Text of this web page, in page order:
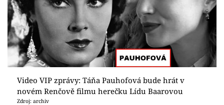
Sex a vztahy
Videa
Sledujte prima+
Přihlášení
Video VIP zprávy: Táňa Pauhofová bude hrát v
novém Renčově filmu herečku Lídu Baarovou
Zdroj: archiv